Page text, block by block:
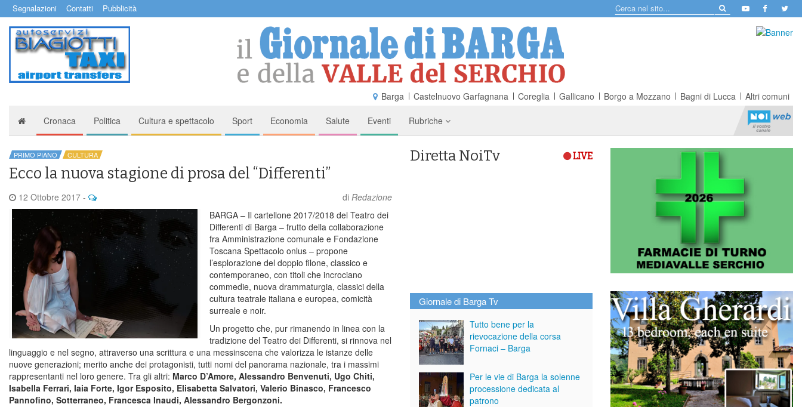
Segnalazioni Contatti Pubblicità
Barga Castelnuovo Garfagnana Coreglia Gallicano Borgo a Mozzano Bagni di Lucca Altri comuni
Cronaca Politica Cultura e spettacolo Sport Economia Salute Eventi Rubriche
PRIMO PIANO CULTURA
Ecco la nuova stagione di prosa del “Differenti”
12 Ottobre 2017 - di Redazione
BARGA – Il cartellone 2017/2018 del Teatro dei
Differenti di Barga – frutto della collaborazione
fra Amministrazione comunale e Fondazione
Toscana Spettacolo onlus – propone
l’esplorazione del doppio filone, classico e
contemporaneo, con titoli che incrociano
commedie, nuova drammaturgia, classici della
cultura teatrale italiana e europea, comicità
surreale e noir.
Un progetto che, pur rimanendo in linea con la
tradizione del Teatro dei Differenti, si rinnova nel
linguaggio e nel segno, attraverso una scrittura e una messinscena che valorizza le istanze delle
nuove generazioni; merito anche dei protagonisti, tutti nomi del panorama nazionale, tra i massimi
rappresentanti nel loro genere. Tra gli altri: Marco D’Amore, Alessandro Benvenuti, Ugo Chiti,
Isabella Ferrari, Iaia Forte, Igor Esposito, Elisabetta Salvatori, Valerio Binasco, Francesco
Pannofino, Sotterraneo, Francesca Inaudi, Alessandro Bergonzoni.
Diretta NoiTv LIVE
Giornale di Barga Tv
Tutto bene per la
rievocazione della corsa
Fornaci – Barga
Per le vie di Barga la solenne
processione dedicata al
patrono